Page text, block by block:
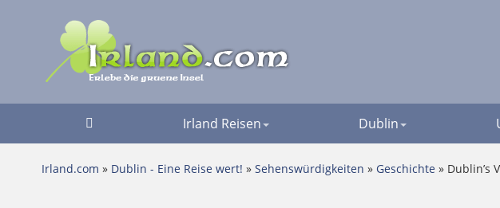
Irland Reisen Dublin
Irland.com » Dublin - Eine Reise wert! » Sehenswürdigkeiten » Geschichte » Dublin’s